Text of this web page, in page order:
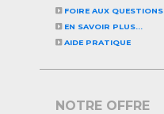
FOIRE AUX QUESTIONS
EN SAVOIR PLUS...
AIDE PRATIQUE
NOTRE OFFRE